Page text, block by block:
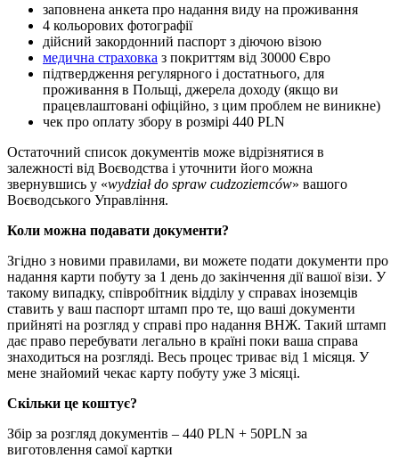
заповнена анкета про надання виду на проживання
4 кольорових фотографії
дійсний закордонний паспорт з діючою візою
медична страховка з покриттям від 30000 Євро
підтвердження регулярного і достатнього, для
проживання в Польщі, джерела доходу (якщо ви
працевлаштовані офіційно, з цим проблем не виникне)
чек про оплату збору в розмірі 440 PLN
Остаточний список документів може відрізнятися в
залежності від Воєводства і уточнити його можна
звернувшись у «wydział do spraw cudzoziemców» вашого
Воєводського Управління.
Коли можна подавати документи?
Згідно з новими правилами, ви можете подати документи про
надання карти побуту за 1 день до закінчення дії вашої візи. У
такому випадку, співробітник відділу у справах іноземців
ставить у ваш паспорт штамп про те, що ваші документи
прийняті на розгляд у справі про надання ВНЖ. Такий штамп
дає право перебувати легально в країні поки ваша справа
знаходиться на розгляді. Весь процес триває від 1 місяця. У
мене знайомий чекає карту побуту уже 3 місяці.
Скільки це коштує?
Збір за розгляд документів – 440 PLN + 50PLN за
виготовлення самої картки